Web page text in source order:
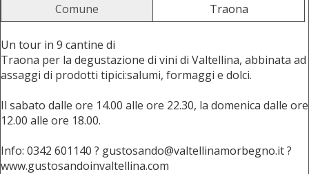
Comune
Traona
Un tour in 9 cantine di
Traona per la degustazione di vini di Valtellina, abbinata ad
assaggi di prodotti tipici:salumi, formaggi e dolci.
Il sabato dalle ore 14.00 alle ore 22.30, la domenica dalle ore
12.00 alle ore 18.00.
Info: 0342 601140 ? gustosando@valtellinamorbegno.it ?
www.gustosandoinvaltellina.com